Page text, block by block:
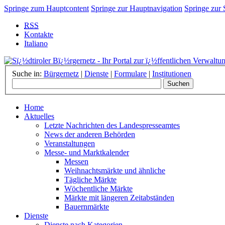
Springe zum Hauptcontent Springe zur Hauptnavigation Springe zur
RSS
Kontakte
Italiano
Suche in: Bürgernetz | Dienste | Formulare | Institutionen
Home
Aktuelles
Letzte Nachrichten des Landespresseamtes
News der anderen Behörden
Veranstaltungen
Messe- und Marktkalender
Messen
Weihnachtsmärkte und ähnliche
Tägliche Märkte
Wöchentliche Märkte
Märkte mit längeren Zeitabständen
Bauernmärkte
Dienste